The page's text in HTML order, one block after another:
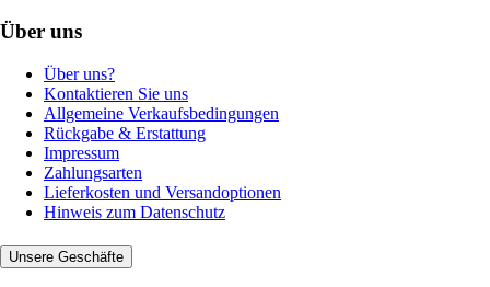
Über uns
Über uns?
Kontaktieren Sie uns
Allgemeine Verkaufsbedingungen
Rückgabe & Erstattung
Impressum
Zahlungsarten
Lieferkosten und Versandoptionen
Hinweis zum Datenschutz
Unsere Geschäfte